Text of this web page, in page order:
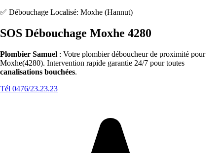
✅ Débouchage Localisé: Moxhe (Hannut)
SOS Débouchage Moxhe 4280
Plombier Samuel : Votre plombier déboucheur de proximité pour
Moxhe(4280). Intervention rapide garantie 24/7 pour toutes
canalisations bouchées.
Tél 0476/23.23.23